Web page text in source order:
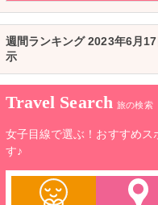
週間ランキング 2023年6月
示
Travel Search 旅の検索
女子目線で選ぶ！おすすめス
す♪